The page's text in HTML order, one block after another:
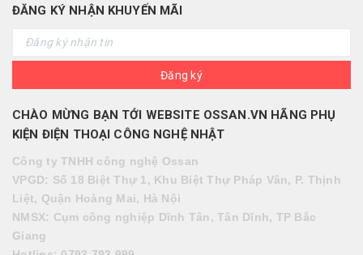
ĐĂNG KÝ NHẬN KHUYẾN MÃI
Đăng ký
CHÀO MỪNG BẠN TỚI WEBSITE OSSAN.VN HÃNG PHỤ
KIỆN ĐIỆN THOẠI CÔNG NGHỆ NHẬT
Công ty TNHH công nghệ Ossan
VPGD: Số 18 Biệt Thự 1, Khu Biệt Thự Pháp Vân, P. Thịnh
Liệt, Quận Hoàng Mai, Hà Nội
NMSX: Cụm công nghiệp Dĩnh Tân, Tân Dĩnh, TP Bắc
Giang